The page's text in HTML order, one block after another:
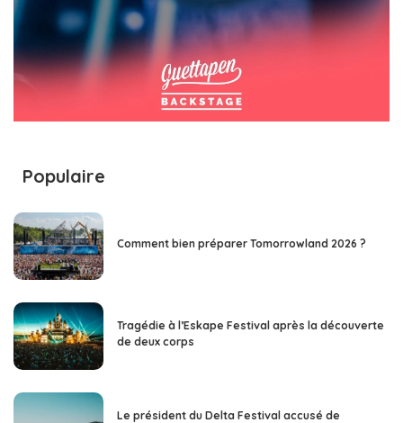
Populaire
Comment bien préparer Tomorrowland 2026 ?
Tragédie à l’Eskape Festival après la découverte
de deux corps
Le président du Delta Festival accusé de